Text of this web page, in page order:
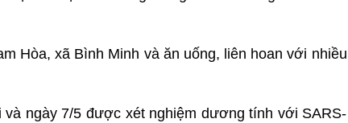
Hòa, xã Bình Minh và ăn uống, liên hoan với nhiều
ngày 7/5 được xét nghiệm dương tính với SARS-